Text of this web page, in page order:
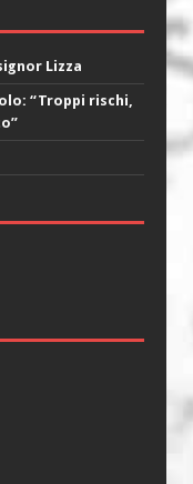
Lizza
“Troppi rischi,